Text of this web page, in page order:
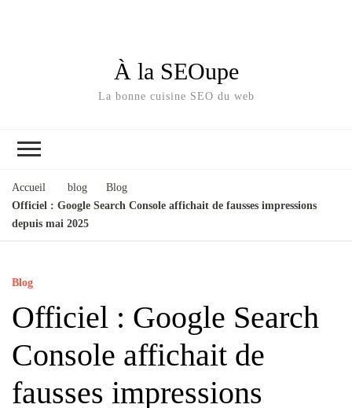
À la SEOupe
La bonne cuisine SEO du web
Accueil blog
Blog
Officiel : Google Search Console affichait de fausses impressions
depuis mai 2025
Blog
Officiel : Google Search
Console affichait de
fausses impressions